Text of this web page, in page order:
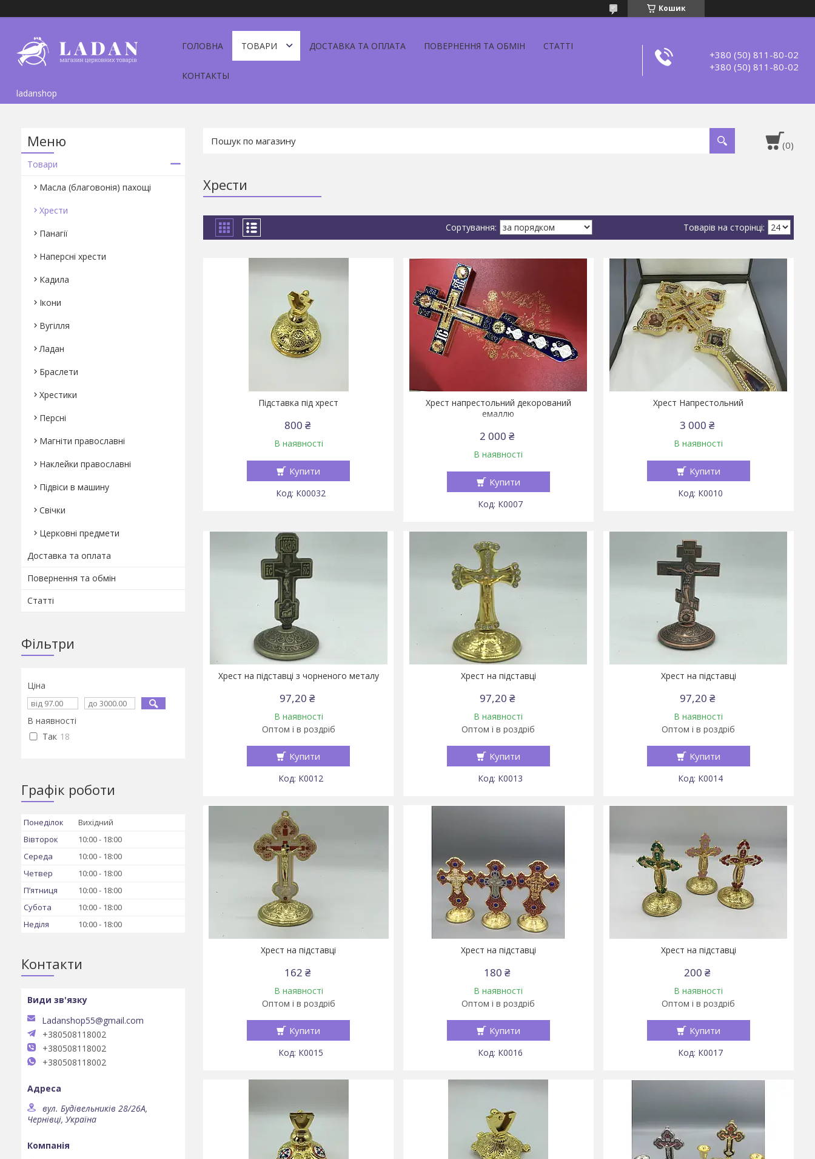
Кошик
ladanshop
ГОЛОВНА ТОВАРИ ДОСТАВКА ТА ОПЛАТА ПОВЕРНЕННЯ ТА ОБМІН СТАТТІ
КОНТАКТЫ
+380 (50) 811-80-02
+380 (50) 811-80-02
Хрести
Підставка під хрест
800 ₴
В наявності
Купити
К00032
Хрест напрестольний декорований
емаллю
2 000 ₴
В наявності
Купити
К0007
Хрест Напрестольний
3 000 ₴
В наявності
Купити
К0010
Хрест на підставці з чорненого металу
97,20 ₴
В наявності
Оптом і в роздріб
Купити
К0012
Хрест на підставці
97,20 ₴
В наявності
Оптом і в роздріб
Купити
К0013
Хрест на підставці
97,20 ₴
В наявності
Оптом і в роздріб
Купити
К0014
Хрест на підставці
162 ₴
В наявності
Оптом і в роздріб
Купити
К0015
Хрест на підставці
180 ₴
В наявності
Оптом і в роздріб
Купити
К0016
Хрест на підставці
200 ₴
В наявності
Оптом і в роздріб
Купити
К0017
Товари
Масла (благовонія) пахощі
Хрести
Панагії
Наперсні хрести
Кадила
Ікони
Вугілля
Ладан
Браслети
Хрестики
Персні
Магніти православні
Наклейки православні
Підвіси в машину
Свічки
Церковні предмети
Доставка та оплата
Повернення та обмін
Статті
Фільтри
Ціна
В наявності
Так 18
Графік роботи
Понеділок
Вихідний
Вівторок
10:00
18:00
Середа
10:00
18:00
Четвер
10:00
18:00
Пʼятниця
10:00
18:00
Субота
10:00
18:00
Неділя
10:00 18:00
Контакти
Ladanshop55@gmail.com
+380508118002
+380508118002
+380508118002
вул. Будівельників 28/26А,
Чернівці, Україна